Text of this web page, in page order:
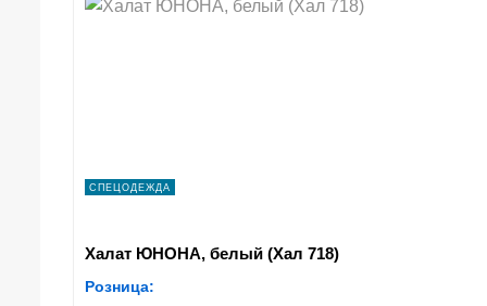
СПЕЦОДЕЖДА
Халат ЮНОНА, белый (Хал 718)
Розница: